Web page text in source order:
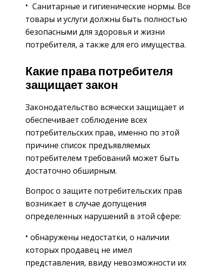
Санитарные и гигиенические нормы. Все
товары и услуги должны быть полностью
безопасными для здоровья и жизни
потребителя, а также для его имущества.
Какие права потребителя
защищает закон
Законодательство всячески защищает и
обеспечивает соблюдение всех
потребительских прав, именно по этой
причине список предъявляемых
потребителем требований может быть
достаточно обширным.
Вопрос о защите потребительских прав
возникает в случае допущения
определенных нарушений в этой сфере:
обнаружены недостатки, о наличии
которых продавец не имел
представления, ввиду невозможности их